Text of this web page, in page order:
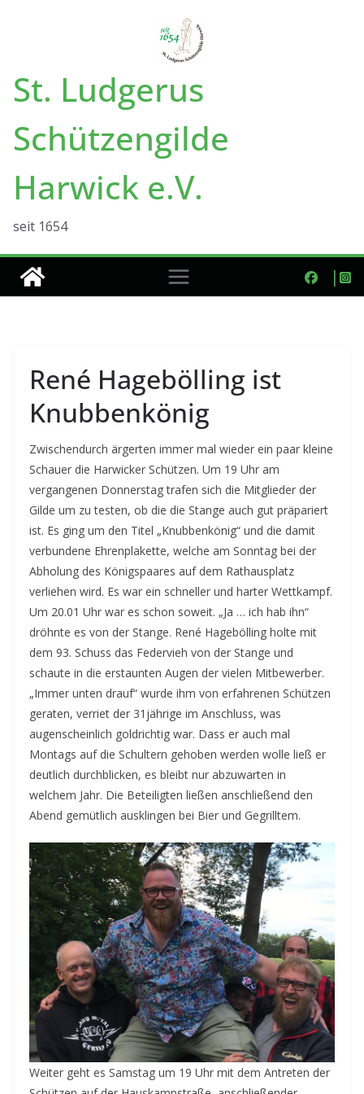
St. Ludgerus
Schützengilde
Harwick e.V.
seit 1654
René Hagebölling ist
Knubbenkönig
Zwischendurch ärgerten immer mal wieder ein paar kleine
Schauer die Harwicker Schützen. Um 19 Uhr am
vergangenen Donnerstag trafen sich die Mitglieder der
Gilde um zu testen, ob die die Stange auch gut präpariert
ist. Es ging um den Titel „Knubbenkönig“ und die damit
verbundene Ehrenplakette, welche am Sonntag bei der
Abholung des Königspaares auf dem Rathausplatz
verliehen wird. Es war ein schneller und harter Wettkampf.
Um 20.01 Uhr war es schon soweit. „Ja … ich hab ihn“
dröhnte es von der Stange. René Hagebölling holte mit
dem 93. Schuss das Federvieh von der Stange und
schaute in die erstaunten Augen der vielen Mitbewerber.
„Immer unten drauf“ wurde ihm von erfahrenen Schützen
geraten, verriet der 31jährige im Anschluss, was
augenscheinlich goldrichtig war. Dass er auch mal
Montags auf die Schultern gehoben werden wolle ließ er
deutlich durchblicken, es bleibt nur abzuwarten in
welchem Jahr. Die Beteiligten ließen anschließend den
Abend gemütlich ausklingen bei Bier und Gegrilltem.
Weiter geht es Samstag um 19 Uhr mit dem Antreten der